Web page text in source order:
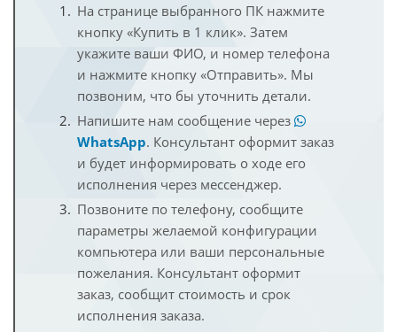
На странице выбранного ПК нажмите
кнопку «Купить в 1 клик». Затем
укажите ваши ФИО, и номер телефона
и нажмите кнопку «Отправить». Мы
позвоним, что бы уточнить детали.
Напишите нам сообщение через
WhatsApp. Консультант оформит заказ
и будет информировать о ходе его
исполнения через мессенджер.
Позвоните по телефону, сообщите
параметры желаемой конфигурации
компьютера или ваши персональные
пожелания. Консультант оформит
заказ, сообщит стоимость и срок
исполнения заказа.